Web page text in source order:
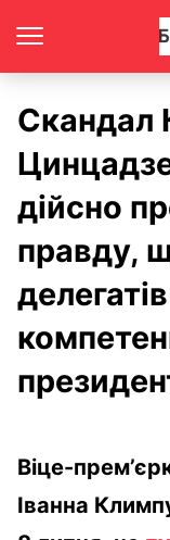
Скандал
дійсно
правду,
Віце-
Іванна